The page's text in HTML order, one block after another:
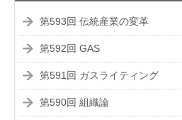
第593回 伝統産業の変革
第592回 GAS
第591回 ガスライティング
第590回 組織論